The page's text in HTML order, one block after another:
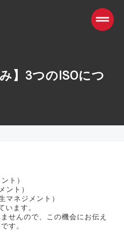
】3つのISOにつ
ト）
ント）
マネジメント）
います。
せんので、この機会にお伝え
す。